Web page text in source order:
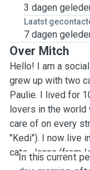
3 dagen
Laatst
7 dagen
Over Mitch
Hello! I am a
grew up with two
Paulie. I lived for
lovers in the world
care of on every
"Kedi"). I now live
cats, Jenna (from
In this current